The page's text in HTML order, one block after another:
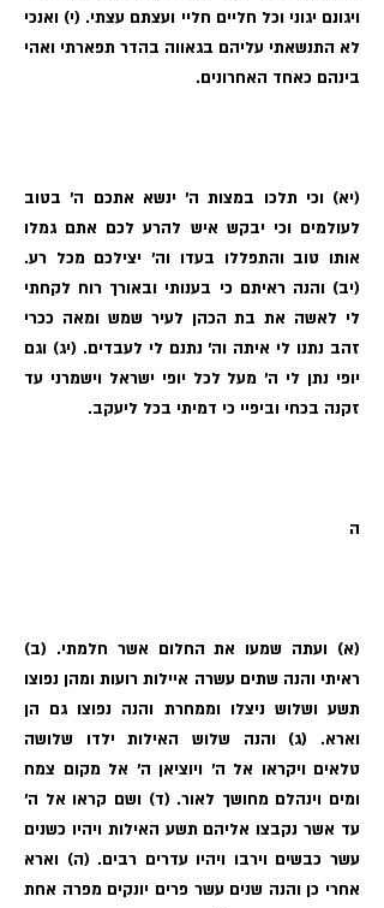
ויגונם יגוני וכל חליים חליי ועצתם עצתי. (י) ואנכי
לא התנשאתי עליהם בגאווה בהדר תפארתי ואהי
בינהם כאחד האחרונים.
(יא) וכי תלכו במצות ה׳ ינשא אתכם ה׳ בטוב
לעולמים וכי יבקש איש להרע לכם אתם גמלו
אותו טוב והתפללו בעדו וה׳ יצילכם מכל רע.
(יב) והנה ראיתם כי בענותי ובאורך רוח לקחתי
לי לאשה את בת הכהן לעיר שמש ומאה ככרי
זהב נתנו לי איתה וה׳ נתנם לי לעבדים. (יג) וגם
יופי נתן לי ה׳ מעל לכל יופי ישראל וישמרני עד
זקנה בכחי וביפיי כי דמיתי בכל ליעקב.
ה
(א) ועתה שמעו את החלום אשר חלמתי. (ב)
ראיתי והנה שתים עשרה איילות רועות ומהן נפוצו
תשע ושלוש ניצלו וממחרת והנה נפוצו גם הן
וארא. (ג) והנה שלוש האילות ילדו שלושה
טלאים ויקראו אל ה' ויוציאן ה׳ אל מקום צמח
ומים וינהלם מחושך לאור. (ד) ושם קראו אל ה׳
עד אשר נקבצו אליהם תשע האילות ויהיו כשנים
עשר כבשים וירבו ויהיו עדרים רבים. (ה) וארא
אחרי כן והנה שנים עשר פרים יונקים מפרה אחת